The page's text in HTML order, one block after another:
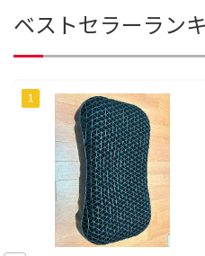
ベストセラーラン